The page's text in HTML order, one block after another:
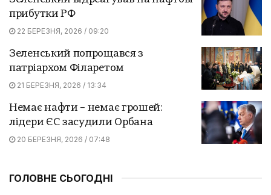
прибутки РФ
22 БЕРЕЗНЯ, 2026 / 09:20
Зеленський попрощався з
патріархом Філаретом
21 БЕРЕЗНЯ, 2026 / 13:34
Немає нафти – немає грошей:
лідери ЄС засудили Орбана
20 БЕРЕЗНЯ, 2026 / 07:48
ГОЛОВНЕ СЬОГОДНІ